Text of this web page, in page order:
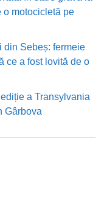
o motocicletă pe
din Sebeș: fermeie
ce a fost lovită de o
a Transylvania
Gârbova